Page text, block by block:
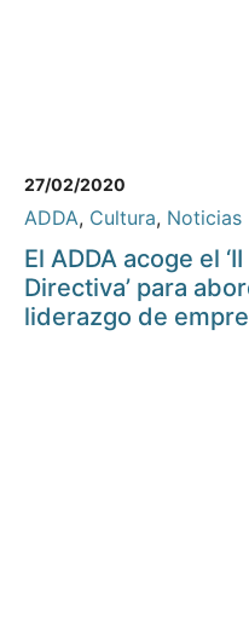
27/02/2020
ADDA, Cultura, Noticias
El ADDA acoge el
Directiva’ para
liderazgo de